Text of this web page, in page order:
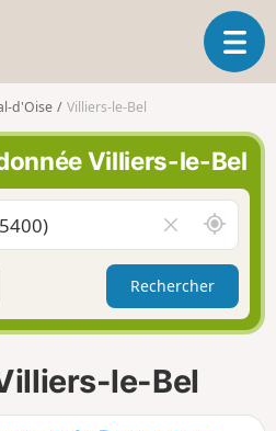
O
u
r
l
a
i
g
o
d'Oise Villiers-le-Bel
Villiers-le-Bel
i
d
e
r
l
c
A
u
t
u
r
Rechercher
le-Bel